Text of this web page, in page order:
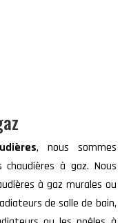
, nous sommes
chaudières à gaz. Nous
à gaz murales ou
de salle de bain,